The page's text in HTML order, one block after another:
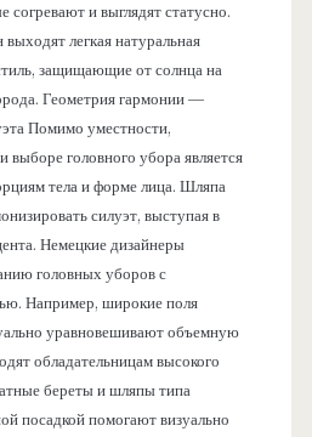
согревают и выглядят статусно.
легкая натуральная
защищающие от солнца на
Геометрия гармонии —
Помимо уместности,
головного убора является
тела и форме лица. Шляпа
силуэт, выступая в
Немецкие дизайнеры
головных уборов с
Например, широкие поля
уравновешивают объемную
обладательницам высокого
береты и шляпы типа
посадкой помогают визуально